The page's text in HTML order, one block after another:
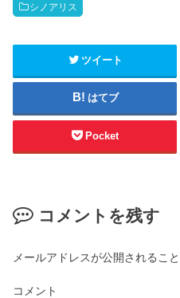
シノアリス
ツイート
はてブ
Pocket
コメントを残す
メールアドレスが公開されるこ
コメント